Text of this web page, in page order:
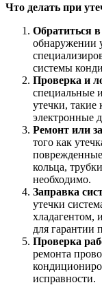
Что делать при
Обратиться в
обнаружении
системы
Проверка и
специальные
утечки, такие
электронные
Ремонт или
того как
кольца,
необходимо.
Заправка
утечки
хладагентом,
для гарантии
Проверка
ремонта
исправности.